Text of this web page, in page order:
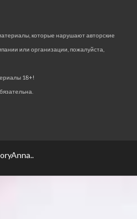
которые нарушают авторские
или организации, пожалуйста,
18+!
.